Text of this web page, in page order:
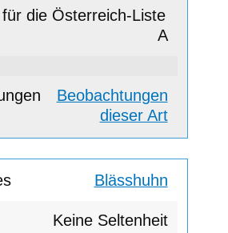
A
Beobachtungen
dieser Art
Blässhuhn
Keine Seltenheit